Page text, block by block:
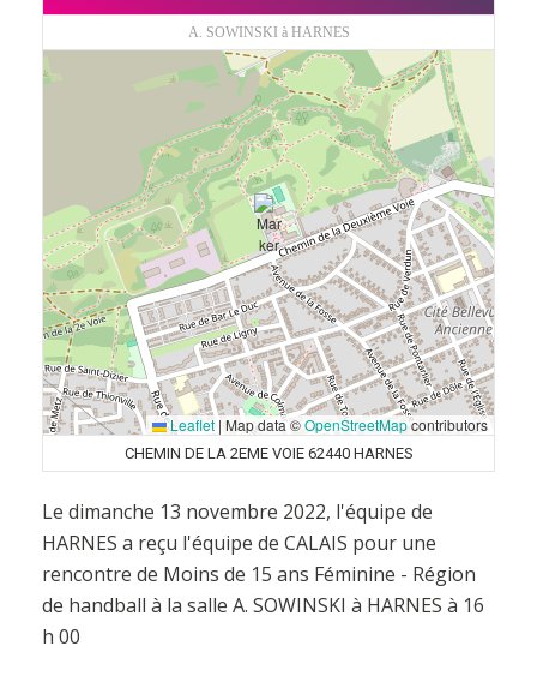
A. SOWINSKI à HARNES
Leaflet | Map data ©OpenStreetMapcontributors
CHEMIN DE LA 2EME VOIE 62440 HARNES
Le dimanche 13 novembre 2022, l'équipe de
HARNES a reçu l'équipe de CALAIS pour une
rencontre de Moins de 15 ans Féminine - Région
de handball à la salle A. SOWINSKI à HARNES à 16
h 00